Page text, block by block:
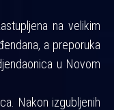
na velikim
a preporuka
u Novom
Nakon izgubljenih